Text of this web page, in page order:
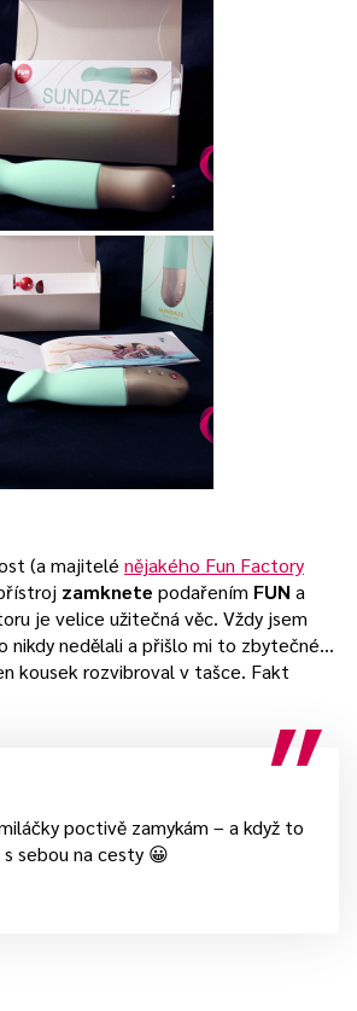
(a majitelé nějakého Fun Factory
zamknete podařením FUN a
je velice užitečná věc. Vždy jsem
nikdy nedělali a přišlo mi to zbytečné…
kousek rozvibroval v tašce. Fakt
poctivě zamykám – a když to
sebou na cesty 😀